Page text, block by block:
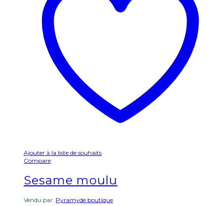
Ajouter à la liste de souhaits
Compare
Sesame moulu
Vendu par :Pyramyde boutique